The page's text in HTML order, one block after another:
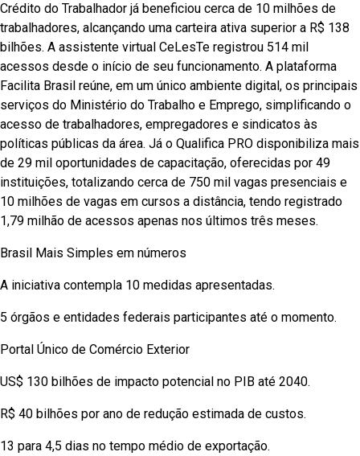
Crédito do Trabalhador já beneficiou cerca de 10 milhões de
trabalhadores, alcançando uma carteira ativa superior a R$ 138
bilhões. A assistente virtual CeLesTe registrou 514 mil
acessos desde o início de seu funcionamento. A plataforma
Facilita Brasil reúne, em um único ambiente digital, os principais
serviços do Ministério do Trabalho e Emprego, simplificando o
acesso de trabalhadores, empregadores e sindicatos às
políticas públicas da área. Já o Qualifica PRO disponibiliza mais
de 29 mil oportunidades de capacitação, oferecidas por 49
instituições, totalizando cerca de 750 mil vagas presenciais e
10 milhões de vagas em cursos a distância, tendo registrado
1,79 milhão de acessos apenas nos últimos três meses.
Brasil Mais Simples em números
A iniciativa contempla 10 medidas apresentadas.
5 órgãos e entidades federais participantes até o momento.
Portal Único de Comércio Exterior
US$ 130 bilhões de impacto potencial no PIB até 2040.
R$ 40 bilhões por ano de redução estimada de custos.
13 para 4,5 dias no tempo médio de exportação.